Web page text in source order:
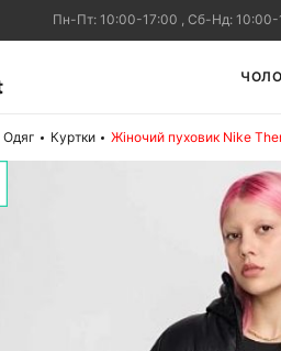
Пн-Пт: 10:00-17:00 , Сб-Нд: 10:00-
Одяг Куртки
Жіночий пуховик Nike